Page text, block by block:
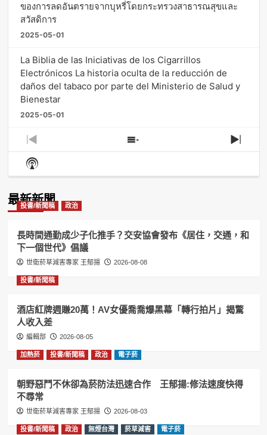
ของการลดอันตรายจากบุหรี่โดยกระทรวงสาธารณสุขและ
สวัสดิการ
2025-05-01
La Biblia de las Iniciativas de los Cigarrillos
Electrónicos La historia oculta de la reducción de
daños del tabaco por parte del Ministerio de Salud y
Bienestar
2025-05-01
Previous
Episode
Show
Episodes
Next
Show
Podcast
最新新聞
投書/新聞稿 政治
長時間通勤成少子化推手？交安協會發布《居住，交通，和
下一個世代》倡議
世衛菸草減害專家 王郁揚 2026-08-08
投書/新聞稿
酒店紅牌週賺20萬！AV女優喬喬爆黑幕「轉行拍片」揭驚
人收入差
編輯部 2026-08-05
加熱菸 投書/新聞稿 政治 電子菸
朝野惡鬥不休卻為菸防法迅速合作 王郁揚:修法速度快得
不尋常
世衛菸草減害專家 王郁揚 2026-08-03
投書/新聞稿 政治 無煙台灣 菸草減害 電子菸